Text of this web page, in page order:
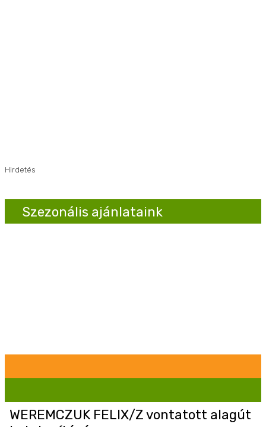
Hirdetés
Szezonális ajánlataink
WEREMCZUK FELIX/Z vontatott alagút